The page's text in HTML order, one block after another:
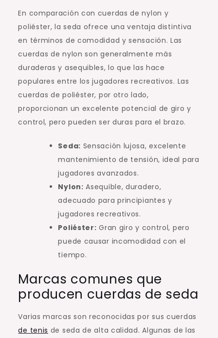
En comparación con cuerdas de nylon y
poliéster, la seda ofrece una ventaja distintiva
en términos de comodidad y sensación. Las
cuerdas de nylon son generalmente más
duraderas y asequibles, lo que las hace
populares entre los jugadores recreativos. Las
cuerdas de poliéster, por otro lado,
proporcionan un excelente potencial de giro y
control, pero pueden ser duras para el brazo.
Seda: Sensación lujosa, excelente
mantenimiento de tensión, ideal para
jugadores avanzados.
Nylon: Asequible, duradero,
adecuado para principiantes y
jugadores recreativos.
Poliéster: Gran giro y control, pero
puede causar incomodidad con el
tiempo.
Marcas comunes que
producen cuerdas de seda
Varias marcas son reconocidas por sus cuerdas
de tenis de seda de alta calidad. Algunas de las